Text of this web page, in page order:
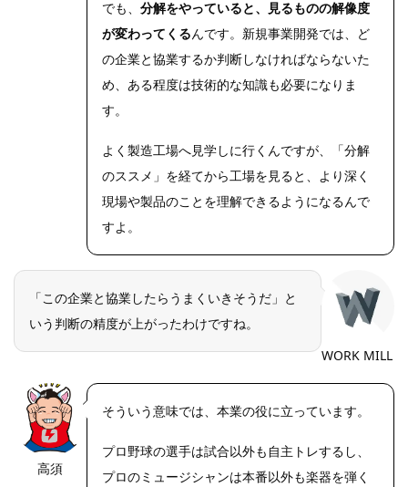
でも、 分解をやっていると、見るものの解像度
が変わってくるんです。新規事業開発では、ど
の企業と協業するか判断しなければならないた
め、ある程度は技術的な知識も必要になりま
す。
よく製造工場へ見学しに行くんですが、「分解
のススメ」を経てから工場を見ると、より深く
現場や製品のことを理解できるようになるんで
すよ。
「この企業と協業したらうまくいきそうだ」と
いう判断の精度が上がったわけですね。
WORK MILL
https://riseph
高須
そういう意味では、本業の役に立っています。
プロ野球の選手は試合以外も自主トレするし、
プロのミュージシャンは本番以外も楽器を弾く